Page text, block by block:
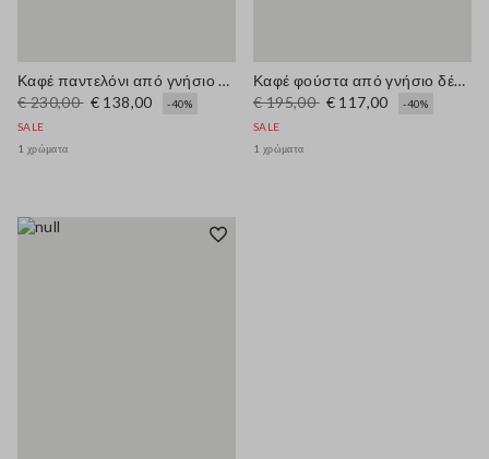
Καφέ παντελόνι από γνήσιο δέρμα κανονικής εφαρμογής
€ 230,00 € 138,00
-40%
SALE
1 χρώματα
Καφέ φούστα από γνήσιο δέρμα, κανονική εφαρμογή
€ 195,00 € 117,00
-40%
SALE
1 χρώματα